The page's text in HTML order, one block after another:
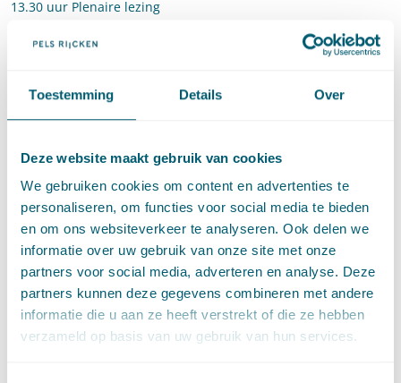
Toestemming Details Over
Deze website maakt gebruik van cookies
We gebruiken cookies om content en advertenties te
personaliseren, om functies voor social media te bieden
en om ons websiteverkeer te analyseren. Ook delen we
informatie over uw gebruik van onze site met onze
partners voor social media, adverteren en analyse. Deze
partners kunnen deze gegevens combineren met andere
informatie die u aan ze heeft verstrekt of die ze hebben
verzameld op basis van uw gebruik van hun services.
13.30 uur Plenaire lezing
15.15 uur Pauze
16.45 uur Borrel
Plenaire inleiding
Het omgevingsplan: de basis voor een evenwichtige toedeling
van functies op decentraal én centraal niveau.
Deelsessies
1. Klimaatadaptatie: een taak en risico voor alle
bestuursorganen
2. Actualiteiten handhaving zorgplichten onder de
Omgevingswet
3. Actualiteiten waterrecht